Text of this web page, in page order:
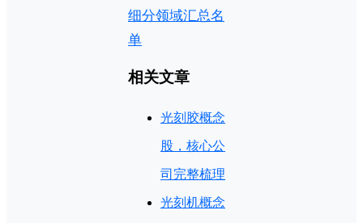
细分领域汇总名
单
相关文章
光刻胶概念
股，核心公
司完整梳理
光刻机概念